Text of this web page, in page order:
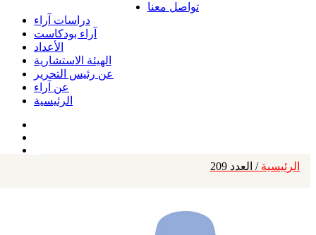
تواصل معنا
دراسات آراء
آراء بودكاست
الأعداد
الهيئة الاستشارية
عن رئيس التحرير
عن آراء
الرئيسية
الرئيسية / العدد 209